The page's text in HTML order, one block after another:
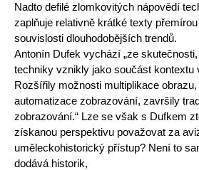
Nadto defilé zlomkovitých nápovědí
zaplňuje relativně krátké texty
souvislosti dlouhodobějších trendů.
Antonín Dufek vychází „ze
techniky vznikly jako součást kontextu
Rozšířily možnosti multiplikace
automatizace zobrazování, završily
zobrazování.“ Lze se však s Dufkem
získanou perspektivu považovat za
uměleckohistorický přístup? Není to
dodává historik,